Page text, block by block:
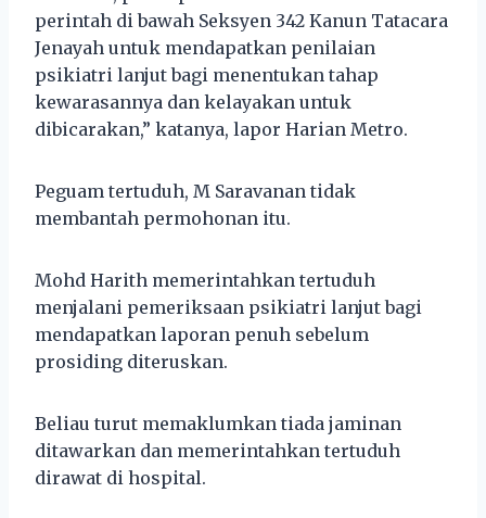
perintah di bawah Seksyen 342 Kanun Tatacara
Jenayah untuk mendapatkan penilaian
psikiatri lanjut bagi menentukan tahap
kewarasannya dan kelayakan untuk
dibicarakan,” katanya, lapor Harian Metro.
Peguam tertuduh, M Saravanan tidak
membantah permohonan itu.
Mohd Harith memerintahkan tertuduh
menjalani pemeriksaan psikiatri lanjut bagi
mendapatkan laporan penuh sebelum
prosiding diteruskan.
Beliau turut memaklumkan tiada jaminan
ditawarkan dan memerintahkan tertuduh
dirawat di hospital.